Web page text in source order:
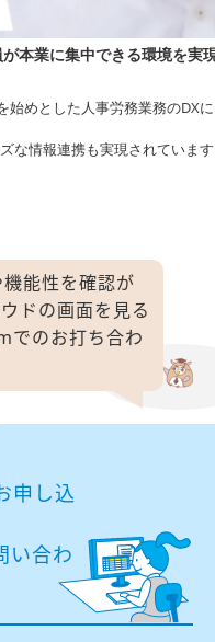
能性を確認が
ドの画面を見る
でのお打ち合わ
申し込
い合わ